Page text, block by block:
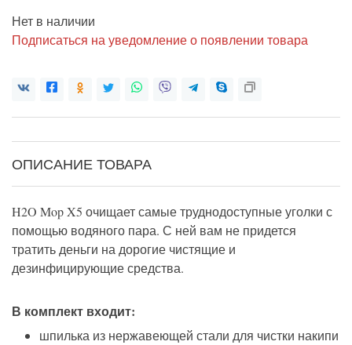
Нет в наличии
Подписаться на уведомление о появлении товара
ОПИСАНИЕ ТОВАРА
H2O Mop X5 очищает самые труднодоступные уголки с
помощью водяного пара. С ней вам не придется
тратить деньги на дорогие чистящие и
дезинфицирующие средства.
В комплект входит:
шпилька из нержавеющей стали для чистки накипи